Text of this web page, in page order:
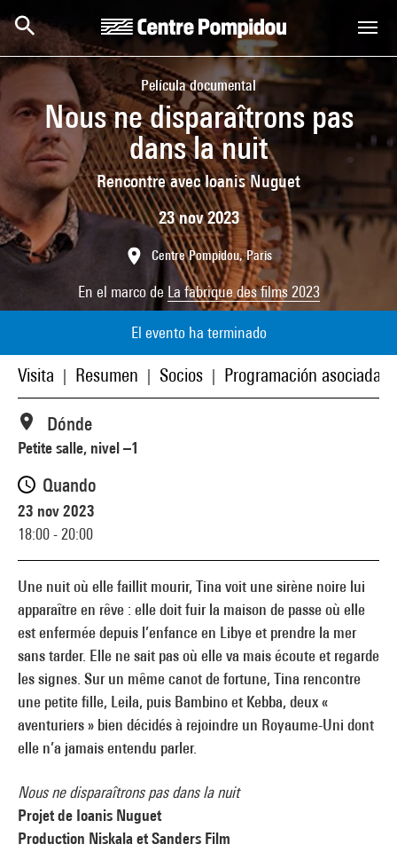
Película documental
Nous ne disparaîtrons pas
dans la nuit
Rencontre avec Ioanis Nuguet
23 nov 2023
Centre Pompidou, Paris
En el marco de La fabrique des films 2023
El evento ha terminado
Visita Resumen Socios Programación asociada
Une nuit où elle faillit mourir, Tina voit une sirène noire lui
apparaître en rêve : elle doit fuir la maison de passe où elle
est enfermée depuis l’enfance en Libye et prendre la mer
sans tarder. Elle ne sait pas où elle va mais écoute et regarde
les signes. Sur un même canot de fortune, Tina rencontre
une petite fille, Leila, puis Bambino et Kebba, deux «
aventuriers » bien décidés à rejoindre un Royaume-Uni dont
elle n’a jamais entendu parler.
Nous ne disparaîtrons pas dans la nuit
Projet de Ioanis Nuguet
Production Niskala et Sanders Film
Dónde
Petite salle, nivel –1
Quando
23 nov 2023
18:00 - 20:00